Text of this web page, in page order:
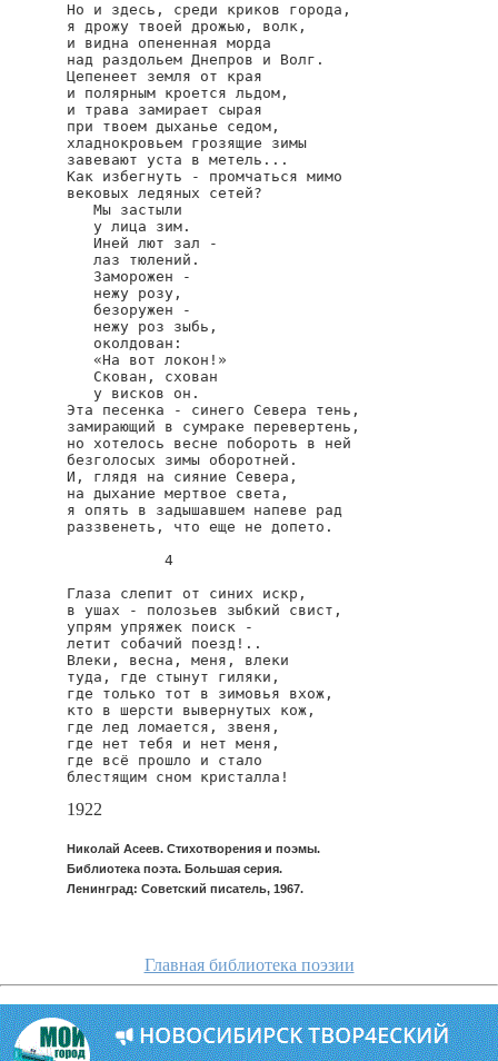
Но и здесь, среди криков города,
я дрожу твоей дрожью, волк,
и видна опененная морда
над раздольем Днепров и Волг.
Цепенеет земля от края
и полярным кроется льдом,
и трава замирает сырая
при твоем дыханье седом,
хладнокровьем грозящие зимы
завевают уста в метель...
Как избегнуть - промчаться мимо
вековых ледяных сетей?
   Мы застыли
   у лица зим.
   Иней лют зал -
   лаз тюлений.
   Заморожен -
   нежу розу,
   безоружен -
   нежу роз зыбь,
   околдован:
   «На вот локон!»
   Скован, схован
   у висков он.
Эта песенка - синего Севера тень,
замирающий в сумраке перевертень,
но хотелось весне побороть в ней
безголосых зимы оборотней.
И, глядя на сияние Севера,
на дыхание мертвое света,
я опять в задышавшем напеве рад
раззвенеть, что еще не допето.
           4
Глаза слепит от синих искр,
в ушах - полозьев зыбкий свист,
упрям упряжек поиск -
летит собачий поезд!..
Влеки, весна, меня, влеки
туда, где стынут гиляки,
где только тот в зимовья вхож,
кто в шерсти вывернутых кож,
где лед ломается, звеня,
где нет тебя и нет меня,
где всё прошло и стало
блестящим сном кристалла!
1922
Николай Асеев. Стихотворения и поэмы.
Библиотека поэта. Большая серия.
Ленинград: Советский писатель, 1967.
Главная библиотека поэзии